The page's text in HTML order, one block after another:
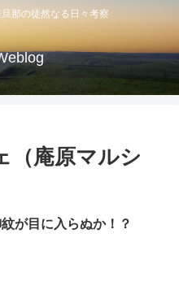
那の徒然なる日々考察
（庵原マルシ
が目に入らぬか！？